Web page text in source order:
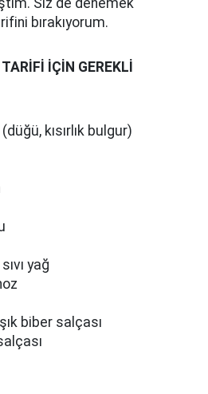
Siz de denemek
bırakıyorum.
İÇİN GEREKLİ
kısırlık bulgur)
yağ
biber salçası